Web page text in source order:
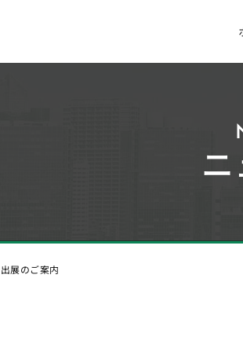
展のご案内